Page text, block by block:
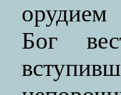
орудием
Бог